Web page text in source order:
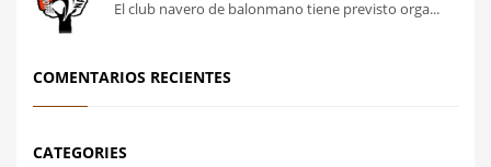
El club navero de balonmano tiene previsto orga...
COMENTARIOS RECIENTES
CATEGORIES